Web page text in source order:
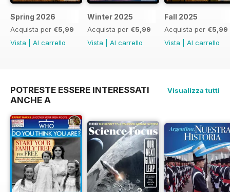
Spring 2026
Acquista per €5,99
Vista
Al carrello
Winter 2025
Acquista per €5,99
Vista
Al carrello
Fall 2025
Acquista per €5,99
Vista
Al carrello
POTRESTE ESSERE INTERESSATI
ANCHE A
Visualizza tutti